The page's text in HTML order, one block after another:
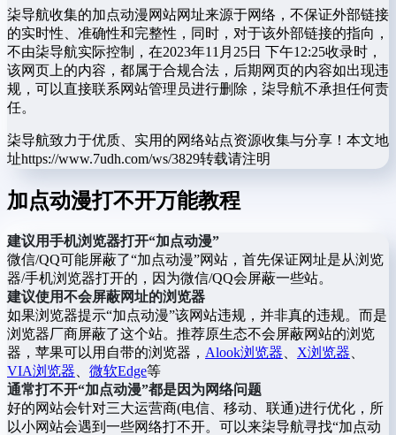
柒导航收集的加点动漫网站网址来源于网络，不保证外部链接
的实时性、准确性和完整性，同时，对于该外部链接的指向，
不由柒导航实际控制，在2023年11月25日 下午12:25收录时，
该网页上的内容，都属于合规合法，后期网页的内容如出现违
规，可以直接联系网站管理员进行删除，柒导航不承担任何责
任。
柒导航致力于优质、实用的网络站点资源收集与分享！ 本文地
址https://www.7udh.com/ws/3829转载请注明
加点动漫打不开万能教程
建议用手机浏览器打开“加点动漫”
微信/QQ可能屏蔽了“加点动漫”网站，首先保证网址是从浏览
器/手机浏览器打开的，因为微信/QQ会屏蔽一些站。
建议使用不会屏蔽网址的浏览器
如果浏览器提示“加点动漫”该网站违规，并非真的违规。而是
浏览器厂商屏蔽了这个站。推荐原生态不会屏蔽网站的浏览
器，苹果可以用自带的浏览器， Alook浏览器 X浏览器
VIA浏览器
微软Edge等
通常打不开“加点动漫”都是因为网络问题
好的网站会针对三大运营商(电信、移动、联通)进行优化，所
以小网站会遇到一些网络打不开。可以来柒导航寻找“加点动